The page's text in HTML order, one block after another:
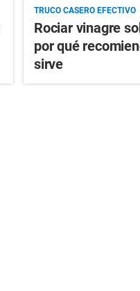
TRUCO CASERO EFECTIVO
Rociar vinagre
por qué
sirve